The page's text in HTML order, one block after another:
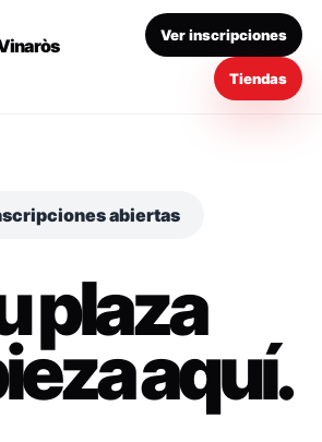
Ver inscripciones
Tiendas
abiertas
plaza
aquí.